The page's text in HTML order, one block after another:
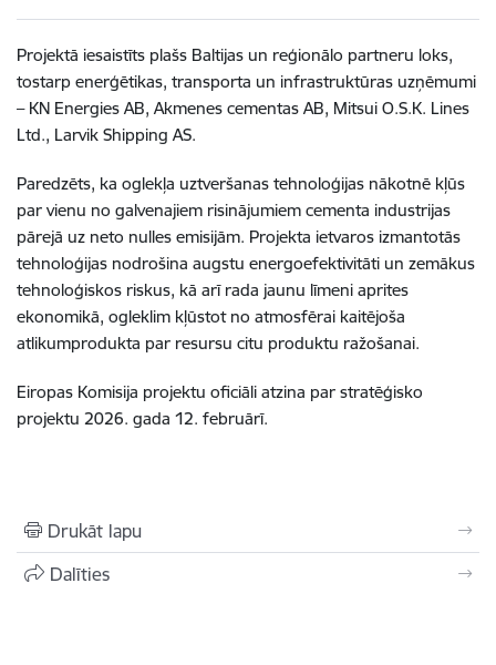
Projektā iesaistīts plašs Baltijas un reģionālo partneru loks,
tostarp enerģētikas, transporta un infrastruktūras uzņēmumi
– KN Energies AB, Akmenes cementas AB, Mitsui O.S.K. Lines
Ltd., Larvik Shipping AS.
Paredzēts, ka oglekļa uztveršanas tehnoloģijas nākotnē kļūs
par vienu no galvenajiem risinājumiem cementa industrijas
pārejā uz neto nulles emisijām. Projekta ietvaros izmantotās
tehnoloģijas nodrošina augstu energoefektivitāti un zemākus
tehnoloģiskos riskus, kā arī rada jaunu līmeni aprites
ekonomikā, ogleklim kļūstot no atmosfērai kaitējoša
atlikumprodukta par resursu citu produktu ražošanai.
Eiropas Komisija projektu oficiāli atzina par stratēģisko
projektu 2026. gada 12. februārī.
Drukāt lapu
Dalīties